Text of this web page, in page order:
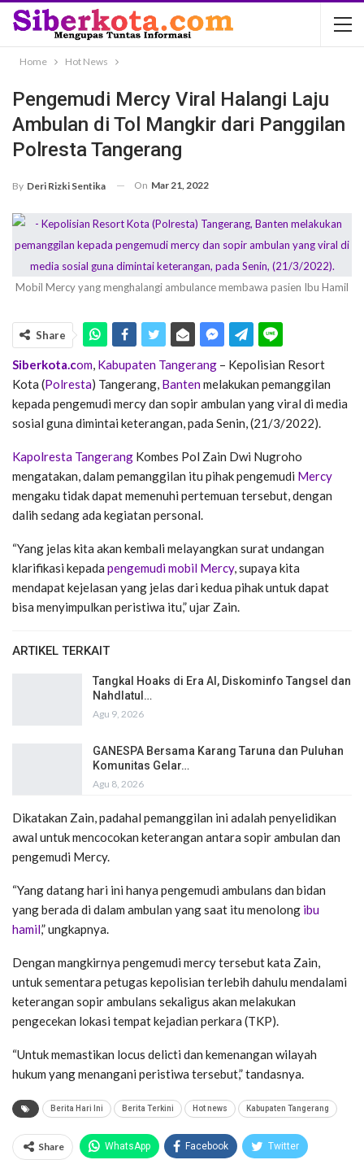
Home Hot News
Pengemudi Mercy Viral Halangi Laju
Ambulan di Tol Mangkir dari Panggilan
Polresta Tangerang
By Deri Rizki Sentika On Mar 21, 2022
Mobil Mercy yang menghalangi ambulance membawa pasien Ibu Hamil
Share
Siberkota.com, Kabupaten Tangerang – Kepolisian Resort
Kota (Polresta) Tangerang, Bantenmelakukan pemanggilan
kepada pengemudi mercy dan sopir ambulan yang viral di media
sosial guna dimintai keterangan, pada Senin, (21/3/2022).
Kapolresta Tangerang Kombes Pol Zain Dwi Nugroho
mengatakan, dalam pemanggilan itu pihak pengemudi Mercy
mengaku tidak dapat memenuhi pertemuan tersebut, dengan
dalih sedang ada kegiatan personal.
“Yang jelas kita akan kembali melayangkan surat undangan
klarifikasi kepada pengemudi mobil Mercy, supaya kita
mendapat kejelasan yang jelas dari kedua pihak untuk dapat
bisa menyimpulkan peristiwa itu,” ujar Zain.
ARTIKEL TERKAIT
Tangkal Hoaks di Era AI, Diskominfo Tangsel dan
Nahdlatul…
Agu 9, 2026
GANESPA Bersama Karang Taruna dan Puluhan
Komunitas Gelar…
Agu 8, 2026
Dikatakan Zain, padahal pemanggilan ini adalah penyelidikan
awal untuk mencocokan keterangan antara sopir ambulan dan
pengemudi Mercy.
“Yang datang hari ini hanya pengemudi ambulans dan bidan
yang berada di dalam ambulan yang saat itu menolong ibu
hamil,” ungkapnya.
Dengan mangkirnya pengemudi mercy tersebut kata Zain,
untuk sementara petugas kepolisian terlebih dahulu mendalami
keterangan sopir ambulans sekaligus akan melakukan
pengecekan lokasi tempat kejadian perkara (TKP).
“Untuk memastikan locus delicti dan kemenangan wilayah
hukum yang menangani peristiwa tersebut,” tandasnya.
Berita Hari Ini Berita Terkini Hot news Kabupaten Tangerang
Share WhatsApp Facebook Twitter